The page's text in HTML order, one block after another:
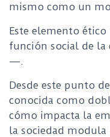
mismo como un
Este elemento ético
función social de
—.
Desde este punto
conocida como
cómo impacta la
la sociedad modula